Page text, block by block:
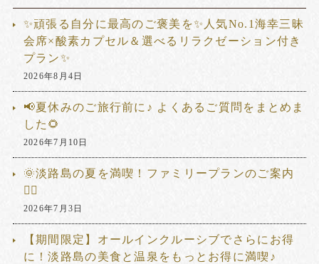
✨頑張る自分に最高のご褒美を✨人気No.1海幸三昧
会席×酸素カプセル＆選べるリラクゼーション付き
プラン✨
2026年8月4日
📢夏休みのご旅行前に♪ よくあるご質問をまとめま
した🌻
2026年7月10日
🌞淡路島の夏を満喫！ファミリープランのご案内
🏊‍♂️
2026年7月3日
【期間限定】オールインクルーシブでさらにお得
に！淡路島の美食と温泉をもっとお得に満喫♪